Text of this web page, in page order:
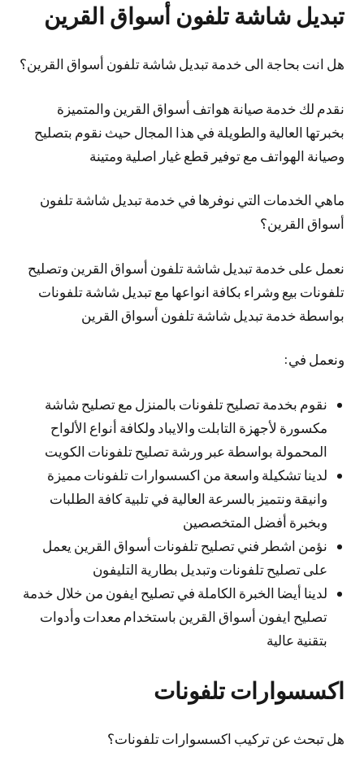
تبديل شاشة تلفون أسواق القرين
هل انت بحاجة الى خدمة تبديل شاشة تلفون أسواق القرين؟
نقدم لك خدمة صيانة هواتف أسواق القرين والمتميزة
بخبرتها العالية والطويلة في هذا المجال حيث نقوم بتصليح
وصيانة الهواتف مع توفير قطع غيار اصلية ومتينة
ماهي الخدمات التي نوفرها في خدمة تبديل شاشة تلفون
أسواق القرين؟
نعمل على خدمة تبديل شاشة تلفون أسواق القرين وتصليح
تلفونات بيع وشراء بكافة انواعها مع تبديل شاشة تلفونات
بواسطة خدمة تبديل شاشة تلفون أسواق القرين
ونعمل في:
نقوم بخدمة تصليح تلفونات بالمنزل مع تصليح شاشة
مكسورة لأجهزة التابلت والايباد ولكافة أنواع الألواح
المحمولة بواسطة عبر ورشة تصليح تلفونات الكويت
لدينا تشكيلة واسعة من اكسسوارات تلفونات مميزة
وانيقة ونتميز بالسرعة العالية في تلبية كافة الطلبات
وبخبرة أفضل المتخصصين
نؤمن اشطر فني تصليح تلفونات أسواق القرين يعمل
على تصليح تلفونات وتبديل بطارية التليفون
لدينا أيضا الخبرة الكاملة في تصليح ايفون من خلال خدمة
تصليح ايفون أسواق القرين باستخدام معدات وأدوات
بتقنية عالية
اكسسوارات تلفونات
هل تبحث عن تركيب اكسسوارات تلفونات؟